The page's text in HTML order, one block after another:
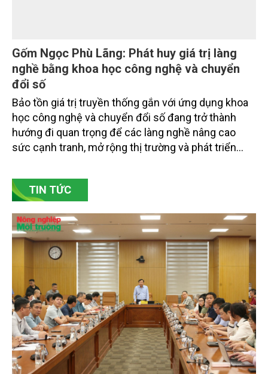
Gốm Ngọc Phù Lãng: Phát huy giá trị làng
nghề bằng khoa học công nghệ và chuyển
đổi số
Bảo tồn giá trị truyền thống gắn với ứng dụng khoa
học công nghệ và chuyển đổi số đang trở thành
hướng đi quan trọng để các làng nghề nâng cao
bền vững. Tại làng gốm Phù Lãng, xã Phù Lãng, tỉnh
Bắc Ninh, nhiều nghệ nhân và cơ sở sản xuất đã
chủ động đổi mới tư duy, đầu tư công nghệ, xây
dựng thương hiệu trên nền tảng giá trị truyền thống.
TIN TỨC